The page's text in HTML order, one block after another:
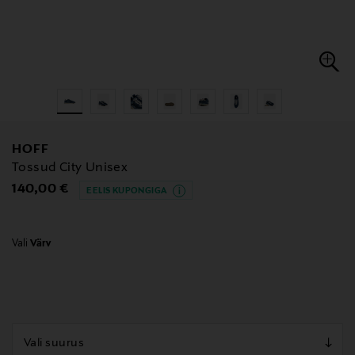
HOFF
Tossud City Unisex
Original Price
140,00 € EELIS KUPONGIGA
Vali Värv